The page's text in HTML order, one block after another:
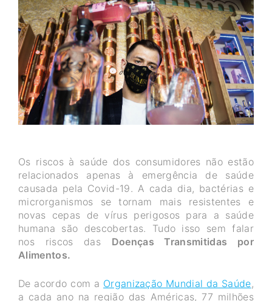
Os riscos à saúde dos consumidores não estão
relacionados apenas à emergência de saúde
causada pela Covid-19. A cada dia, bactérias e
microrganismos se tornam mais resistentes e
novas cepas de vírus perigosos para a saúde
humana são descobertas. Tudo isso sem falar
nos riscos das Doenças Transmitidas por
Alimentos.
De acordo com a Organização Mundial da Saúde,
a cada ano na região das Américas, 77 milhões